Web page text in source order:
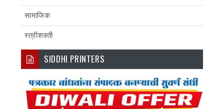
सामाजिक
स्त्रीशक्ती
SIDDHI PRINTERS